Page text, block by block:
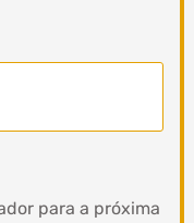
para a próxima